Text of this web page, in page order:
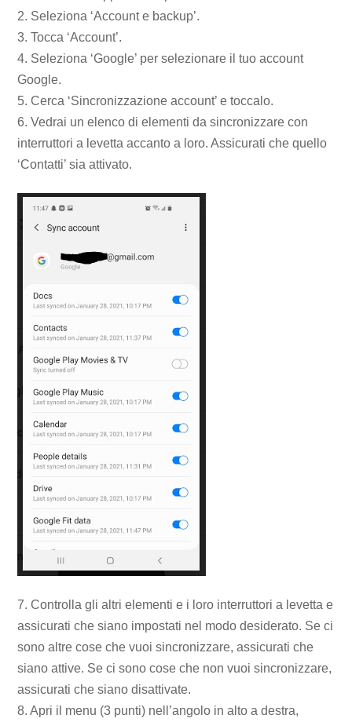
2. Seleziona ‘Account e backup’.
3. Tocca ‘Account’.
4. Seleziona ‘Google’ per selezionare il tuo account
Google.
5. Cerca ‘Sincronizzazione account’ e toccalo.
6. Vedrai un elenco di elementi da sincronizzare con
interruttori a levetta accanto a loro. Assicurati che quello
‘Contatti’ sia attivato.
7. Controlla gli altri elementi e i loro interruttori a levetta e
assicurati che siano impostati nel modo desiderato. Se ci
sono altre cose che vuoi sincronizzare, assicurati che
siano attive. Se ci sono cose che non vuoi sincronizzare,
assicurati che siano disattivate.
8. Apri il menu (3 punti) nell’angolo in alto a destra,